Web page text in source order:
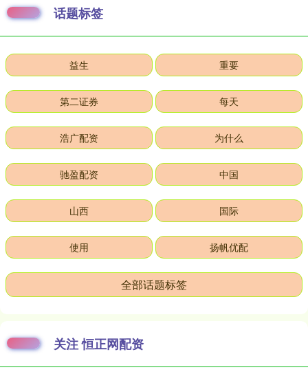
话题标签
益生 重要
第二证券 每天
浩广配资 为什么
驰盈配资 中国
山西 国际
使用 扬帆优配
全部话题标签
关注 恒正网配资